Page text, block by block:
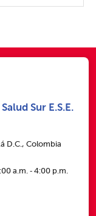
Sur E.S.E.
D.C., Colombia
a.m. ‑ 4:00 p.m.